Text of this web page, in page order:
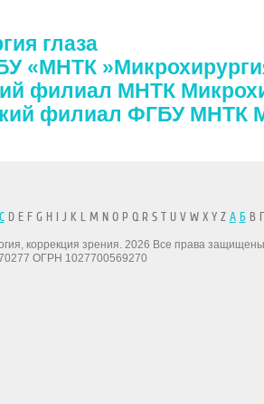
глаза
«МНТК
филиал МНТК
филиал ФГБУ МНТК
CD E F G H I J K L M N O P Q R S T U V W X Y Z А БВ
коррекция зрения. 2026 Все права
ОГРН 1027700569270